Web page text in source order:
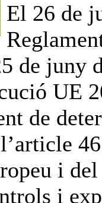
El 26 de
de juny
UE
de
i
i